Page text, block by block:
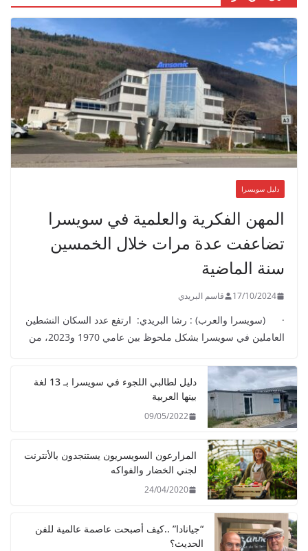
دليل سويسرا
المهن الفكرية والعلمية في سويسرا
تضاعفت عدة مرات خلال الخمسين
سنة الماضية
17/10/2024 قاسم البريدي
· (سويسرا والعرب) : رشا البريدي: ارتفع عدد السكان النشطين
العاملين في سويسرا بشكل ملحوظ بين عامي 1970 و2023، من
دليل لطالبي اللجوء في سويسرا بـ 13 لغة
بينها العربية
09/05/2022
المزارعون السويسريون يستنجدون بالأنترنت
لجني الخضار والفواكه
24/04/2020
“جيانادا” ..كيف أصبحت عاصمة عالمية للفن
الحديث؟